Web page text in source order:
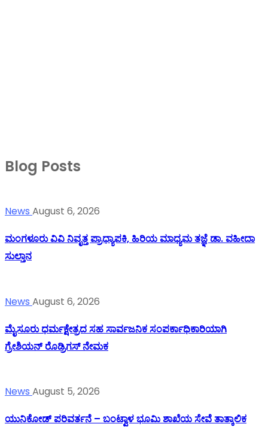
Blog Posts
News August 6, 2026
ಮಂಗಳೂರು ವಿವಿ ನಿವೃತ್ತ ಪ್ರಾಧ್ಯಾಪಕಿ, ಹಿರಿಯ ಮಾಧ್ಯಮ ತಜ್ಞೆ ಡಾ. ವಹೀದಾ
ಸುಲ್ತಾನ
News August 6, 2026
ಮೈಸೂರು ಧರ್ಮಕ್ಷೇತ್ರದ ಸಹ ಸಾರ್ವಜನಿಕ ಸಂಪರ್ಕಾಧಿಕಾರಿಯಾಗಿ
ಗ್ರೇಶಿಯನ್ ರೊಡ್ರಿಗಸ್ ನೇಮಕ
News August 5, 2026
ಯುನಿಕೋಡ್ ಪರಿವರ್ತನೆ – ಬಂಟ್ವಾಳ ಭೂಮಿ ಶಾಖೆಯ ಸೇವೆ ತಾತ್ಕಾಲಿಕ